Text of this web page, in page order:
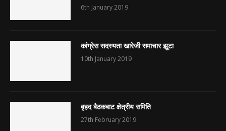
6th January 2019
कांग्रेस सदस्यता खारेजी समाचार झूटा
10th January 2019
बृहद बैठकबाट क्षेत्रीय समिति
27th February 2019